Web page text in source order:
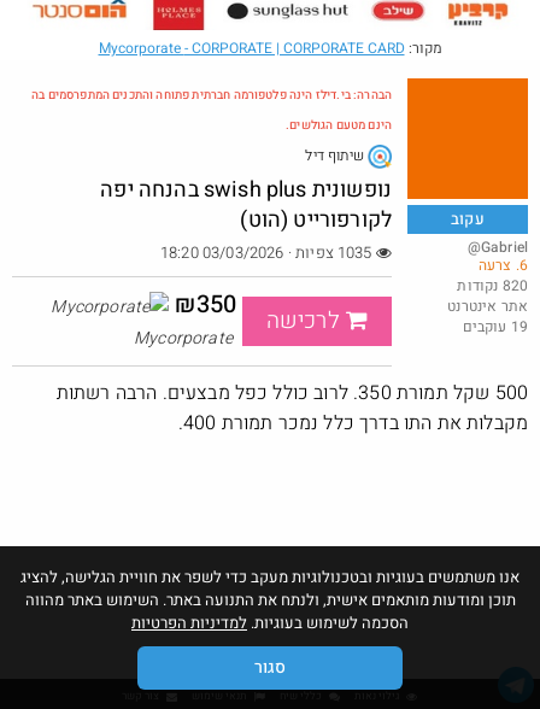
מגפי timberland, במחיר של נעל סינית.
₪240.0
@AssafAssis83
· 532
אנו משתמשים בעוגיות ובטכנולוגיות מעקב כדי לשפר את חוויית הגלישה, להציג
תוכן ומודעות מותאמים אישית, ולנתח את התנועה באתר. השימוש באתר מהווה
הסכמה לשימוש בעוגיות. למדיניות הפרטיות
סגור
מקור: Mycorporate- CORPORATE | CORPORATE CARD
עקוב
@Gabriel
6. צרעה
820 נקודות
אתר אינטרנט
19 עוקבים
הבהרה: בי.דילז הינה פלטפורמה חברתית פתוחה והתכנים המתפרסמים בה
הינם מטעם הגולשים.
שיתוף דיל
נופשונית swish plus בהנחה יפה
לקורפורייט (הוט)
לרכישה ₪350
Mycorporate
500 שקל תמורת 350. לרוב כולל כפל מבצעים. הרבה רשתות
מקבלות את התו בדרך כלל נמכר תמורת 400.